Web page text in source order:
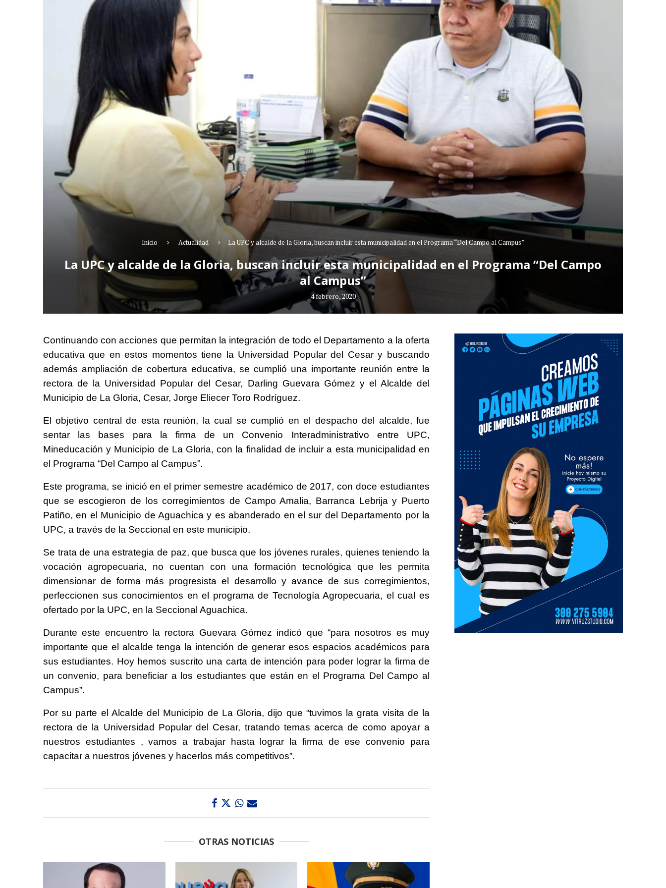
Inicio Actualidad La UPC y alcalde de la Gloria, buscan incluir esta municipalidad en el Programa “Del Campo al Campus”
La UPC y alcalde de la Gloria, buscan incluir esta municipalidad en el Programa “Del Campo
al Campus”
4 febrero, 2020
Continuando con acciones que permitan la integración de todo el Departamento a la oferta
educativa que en estos momentos tiene la Universidad Popular del Cesar y buscando
además ampliación de cobertura educativa, se cumplió una importante reunión entre la
rectora de la Universidad Popular del Cesar, Darling Guevara Gómez y el Alcalde del
Municipio de La Gloria, Cesar, Jorge Eliecer Toro Rodríguez.
El objetivo central de esta reunión, la cual se cumplió en el despacho del alcalde, fue
sentar las bases para la firma de un Convenio Interadministrativo entre UPC,
Mineducación y Municipio de La Gloria, con la finalidad de incluir a esta municipalidad en
el Programa “Del Campo al Campus”.
Este programa, se inició en el primer semestre académico de 2017, con doce estudiantes
que se escogieron de los corregimientos de Campo Amalia, Barranca Lebrija y Puerto
Patiño, en el Municipio de Aguachica y es abanderado en el sur del Departamento por la
UPC, a través de la Seccional en este municipio.
Se trata de una estrategia de paz, que busca que los jóvenes rurales, quienes teniendo la
vocación agropecuaria, no cuentan con una formación tecnológica que les permita
dimensionar de forma más progresista el desarrollo y avance de sus corregimientos,
perfeccionen sus conocimientos en el programa de Tecnología Agropecuaria, el cual es
ofertado por la UPC, en la Seccional Aguachica.
Durante este encuentro la rectora Guevara Gómez indicó que “para nosotros es muy
importante que el alcalde tenga la intención de generar esos espacios académicos para
sus estudiantes. Hoy hemos suscrito una carta de intención para poder lograr la firma de
un convenio, para beneficiar a los estudiantes que están en el Programa Del Campo al
Campus”.
Por su parte el Alcalde del Municipio de La Gloria, dijo que “tuvimos la grata visita de la
rectora de la Universidad Popular del Cesar, tratando temas acerca de como apoyar a
nuestros estudiantes , vamos a trabajar hasta lograr la firma de ese convenio para
capacitar a nuestros jóvenes y hacerlos más competitivos”.
OTRAS NOTICIAS